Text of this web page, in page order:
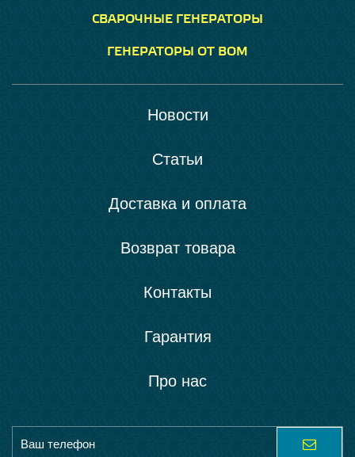
СВАРОЧНЫЕ ГЕНЕРАТОРЫ
ГЕНЕРАТОРЫ ОТ ВОМ
Новости
Статьи
Доставка и оплата
Возврат товара
Контакты
Гарантия
Про нас